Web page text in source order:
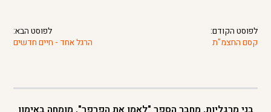
לפוסט הקודם:
קסם החצמ"ת
לפוסט הבא:
הרגל אחד - חיים חדשים